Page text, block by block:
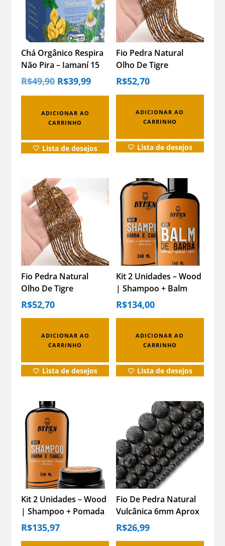
Chá Orgânico Respira
Não Pira – Iamaní 15
Sachês 22g
R$49,90 O
PREÇO
ERA:
R$39,99OPREÇO
É:
ADICIONAR AO
CARRINHO
Lista de desejos
Fio Pedra Natural
Olho De Tigre
Facetada 4mm –
Artesanato O. Tigre
R$52,70
ADICIONAR AO
CARRINHO
Lista de desejos
Fio Pedra Natural
Olho De Tigre
Facetada 2mm –
Artesanato Facetada
R$52,70
ADICIONAR AO
CARRINHO
Lista de desejos
Kit 2 Unidades – Wood
| Shampoo + Balm
Wood – Bymen
R$134,00
ADICIONAR AO
CARRINHO
Lista de desejos
Kit 2 Unidades – Wood
| Shampoo + Pomada
– Matte Bymen
Shampoo-pomada
R$135,97
Fio De Pedra Natural
Vulcânica 6mm Aprox
60 Contas
R$26,99